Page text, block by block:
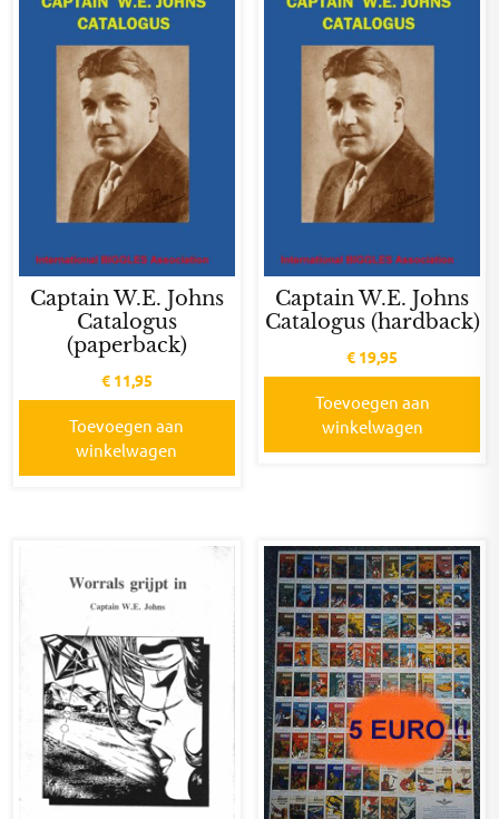
Captain W.E. Johns
Catalogus
(paperback)
€11,95
Toevoegen aan
winkelwagen
Captain W.E. Johns
Catalogus (hardback)
€ 19,95
Toevoegen aan
winkelwagen